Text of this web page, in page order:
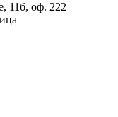
11б, оф. 222